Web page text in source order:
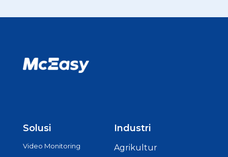
Solusi
Video Monitoring
Industri
Agrikultur